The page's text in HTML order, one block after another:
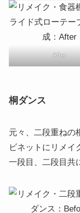
After
桐ダンス
元々、二段重ねの
ビネットにリメイ
一段目、二段目共